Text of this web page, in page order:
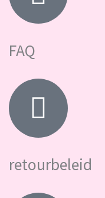
FAQ
retourbeleid